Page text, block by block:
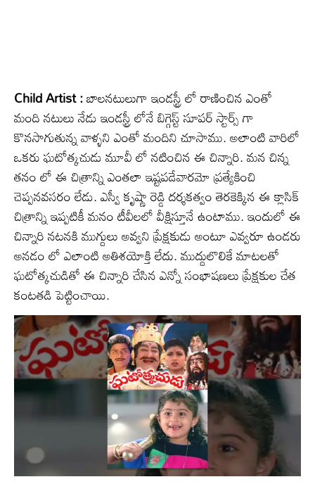
Child Artist :బాలనటులుగా ఇండస్ట్రీ లో రాణించిన ఎంతో
మంది నటులు నేడు ఇండస్ట్రీ లోనే బిగ్గెస్ట్ సూపర్ స్టార్స్ గా
కొనసాగుతున్న వాళ్ళని ఎంతో మందిని చూసాము. అలాంటి వారిలో
ఒకరు ఘటోత్కచుడు మూవీ లో నటించిన ఈ చిన్నారి. మన చిన్న
తనం లో ఈ చిత్రాన్ని ఎంతలా ఇష్టపడేవారమో ప్రత్యేకించి
చెప్పనవసరం లేడు. ఎస్వీ కృష్ణా రెడ్డి దర్శకత్వం తెరకెక్కిన ఈ క్లాసిక్
చిత్రాన్ని ఇప్పటికీ మనం టీవీలలో వీక్షిస్తూనే ఉంటాము. ఇందులో ఈ
చిన్నారి నటనకి ముగ్దులు అవ్వని ప్రేక్షకుడు అంటూ ఎవ్వరూ ఉండరు
అనడం లో ఎలాంటి అతిశయోక్తి లేదు. ముద్దులొలికే మాటలతో
ఘటోత్కచుడితో ఈ చిన్నారి చేసిన ఎన్నో సంభాషణలు ప్రేక్షకుల చేత
కంటతడి పెట్టించాయి.